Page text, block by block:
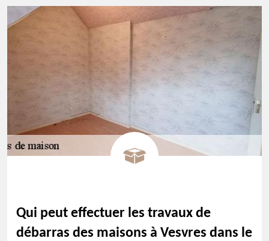
Qui peut effectuer les travaux de
débarras des maisons à Vesvres dans le